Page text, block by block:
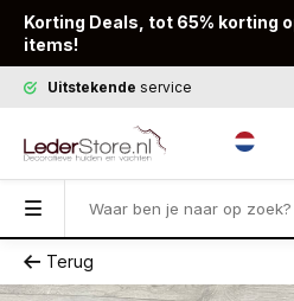
Korting Deals, tot 65% korting
items!
Uitstekende service
Terug